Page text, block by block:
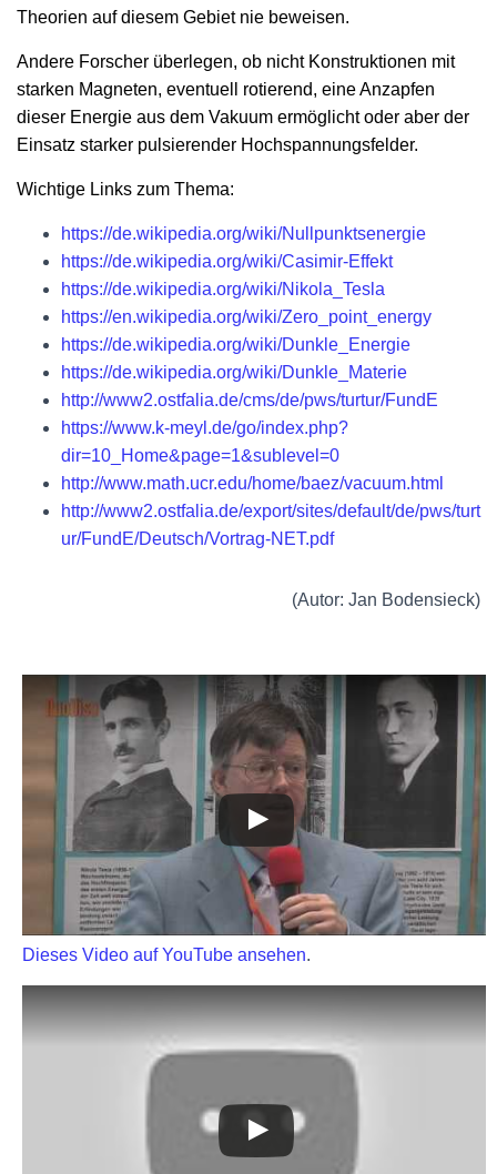
Theorien auf diesem Gebiet nie beweisen.
Andere Forscher überlegen, ob nicht Konstruktionen mit
starken Magneten, eventuell rotierend, eine Anzapfen
dieser Energie aus dem Vakuum ermöglicht oder aber der
Einsatz starker pulsierender Hochspannungsfelder.
Wichtige Links zum Thema:
https://de.wikipedia.org/wiki/Nullpunktsenergie
https://de.wikipedia.org/wiki/Casimir-Effekt
https://de.wikipedia.org/wiki/Nikola_Tesla
https://en.wikipedia.org/wiki/Zero_point_energy
https://de.wikipedia.org/wiki/Dunkle_Energie
https://de.wikipedia.org/wiki/Dunkle_Materie
http://www2.ostfalia.de/cms/de/pws/turtur/FundE
https://www.k-meyl.de/go/index.php?
dir=10_Home&page=1&sublevel=0
http://www.math.ucr.edu/home/baez/vacuum.html
http://www2.ostfalia.de/export/sites/default/de/pws/turt
ur/FundE/Deutsch/Vortrag-NET.pdf
(Autor: Jan Bodensieck)
Dieses Video auf YouTube ansehen.